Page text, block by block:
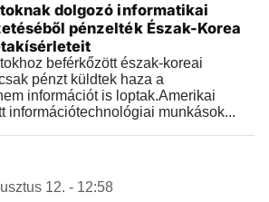
dolgozó informatikai
pénzelték Észak-Korea
beférkőzött észak-koreai
pénzt küldtek haza a
információt is loptak.Amerikai
információtechnológiai munkások...
12. - 12:58